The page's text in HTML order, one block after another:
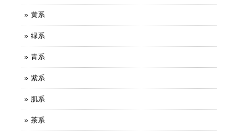
黄系
緑系
青系
紫系
肌系
茶系